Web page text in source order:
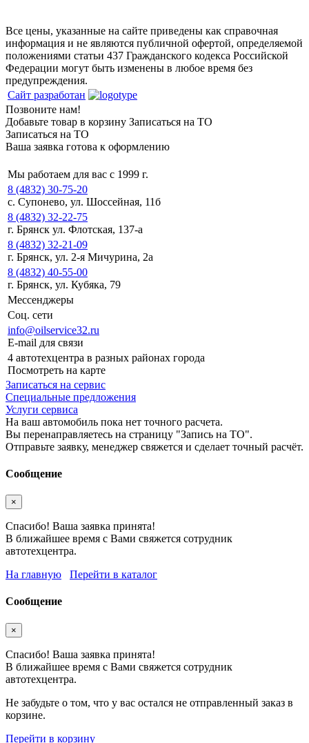
Все цены, указанные на сайте приведены как справочная
информация и не являются публичной офертой, определяемой
положениями статьи 437 Гражданского кодекса Российской
Федерации могут быть изменены в любое время без
предупреждения.
Сайт разработан
Позвоните нам!
Добавьте товар в корзину Записаться на ТО
Записаться на ТО
Ваша заявка готова к оформлению
Мы работаем для вас с 1999 г.
8 (4832) 30-75-20
с. Супонево, ул. Шоссейная, 11б
8 (4832) 32-22-75
г. Брянск ул. Флотская, 137-а
8 (4832) 32-21-09
г. Брянск, ул. 2-я Мичурина, 2а
8 (4832) 40-55-00
г. Брянск, ул. Кубяка, 79
Мессенджеры
Соц. сети
info@oilservice32.ru
E-mail для связи
4 автотехцентра в разных районах города
Посмотреть на карте
Записаться на сервис
Специальные предложения
Услуги сервиса
На ваш автомобиль пока нет точного расчета.
Вы перенаправляетесь на страницу "Запись на ТО".
Отправьте заявку, менеджер свяжется и сделает точный расчёт.
Сообщение
×
Спасибо! Ваша заявка принята!
В ближайшее время с Вами свяжется сотрудник
автотехцентра.
На главную
Перейти в каталог
Сообщение
×
Спасибо! Ваша заявка принята!
В ближайшее время с Вами свяжется сотрудник
автотехцентра.
Не забудьте о том, что у вас остался не отправленный заказ в
корзине.
Перейти в корзину